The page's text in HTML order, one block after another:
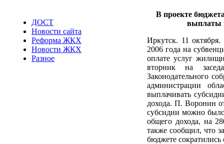
ДОСТ
Новости сайта
Реформа ЖКХ
Новости ЖКХ
Разное
В проекте
выплаты
Иркутск. 11
2006 года на
оплате услуг
вторник на
Законодательного
администрации
выплачивать
дохода. П. Воронин
субсидии можно
общего дохода, на
также сообщил, что
бюджете сократились